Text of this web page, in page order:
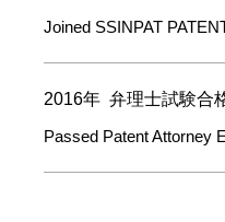
Joined SSINPAT
2016年 弁理士試験合
Passed Patent Attorney